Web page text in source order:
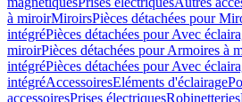
à miroirMiroirsPièces détachées pour
intégréPièces détachées pour Avec
miroirPièces détachées pour Armoires à
intégréPièces détachées pour Avec
intégréAccessoiresEléments d'éclairage
accessoiresPrises électriquesRobinetteries